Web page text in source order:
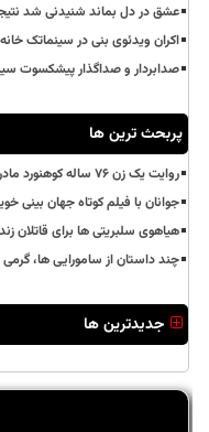
عشق در دل بماند شنیدنی شد
اکران ویدئوی بنی در سینماتک
صدابردار و صداگذار پیشکسوت
پربحث ترین ها
روایت یک زن ۷۶ ساله کوهنورد مادر کوهستان کیست؟
جوانان با فیلم کوتاه جهان بینی
هیاهوی سلبریتی ها برای قاتلان
چند داستان از سامورایی ها،
جدیدترین ها